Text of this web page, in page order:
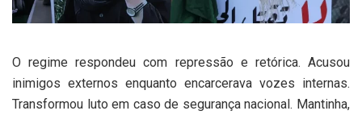
O regime respondeu com repressão e retórica. Acusou
inimigos externos enquanto encarcerava vozes internas.
Transformou luto em caso de segurança nacional. Mantinha,